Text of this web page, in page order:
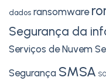
dados ransomware
Segurança da
Serviços de Nuvem
Segurança SMSA